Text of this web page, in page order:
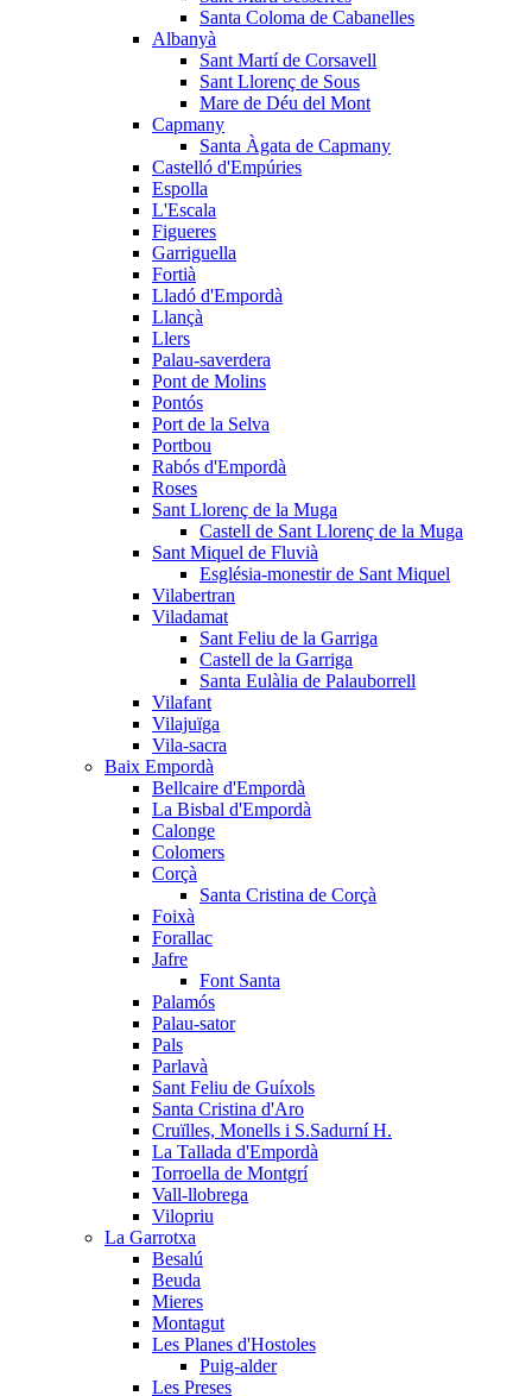
Santa Coloma de Cabanelles
Albanyà
Sant Martí de Corsavell
Sant Llorenç de Sous
Mare de Déu del Mont
Capmany
Santa Àgata de Capmany
Castelló d'Empúries
Espolla
L'Escala
Figueres
Garriguella
Fortià
Lladó d'Empordà
Llançà
Llers
Palau-saverdera
Pont de Molins
Pontós
Port de la Selva
Portbou
Rabós d'Empordà
Roses
Sant Llorenç de la Muga
Castell de Sant Llorenç de la Muga
Sant Miquel de Fluvià
Església-monestir de Sant Miquel
Vilabertran
Viladamat
Sant Feliu de la Garriga
Castell de la Garriga
Santa Eulàlia de Palauborrell
Vilafant
Vilajuïga
Vila-sacra
Baix Empordà
Bellcaire d'Empordà
La Bisbal d'Empordà
Calonge
Colomers
Corçà
Santa Cristina de Corçà
Foixà
Forallac
Jafre
Font Santa
Palamós
Palau-sator
Pals
Parlavà
Sant Feliu de Guíxols
Santa Cristina d'Aro
Cruïlles, Monells i S.Sadurní H.
La Tallada d'Empordà
Torroella de Montgrí
Vall-llobrega
Vilopriu
La Garrotxa
Besalú
Beuda
Mieres
Montagut
Les Planes d'Hostoles
Puig-alder
Les Preses